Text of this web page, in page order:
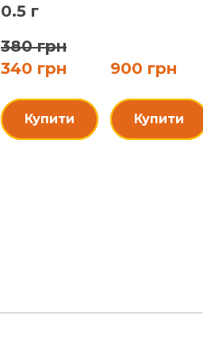
0.5 г
380 грн
340 грн
Купити
900 грн
Купити